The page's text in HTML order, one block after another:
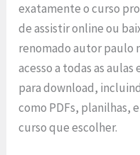
exatamente o curso
de assistir online ou
renomado autor paulo
acesso a todas as
para download,
como PDFs, planilhas,
curso que escolher.